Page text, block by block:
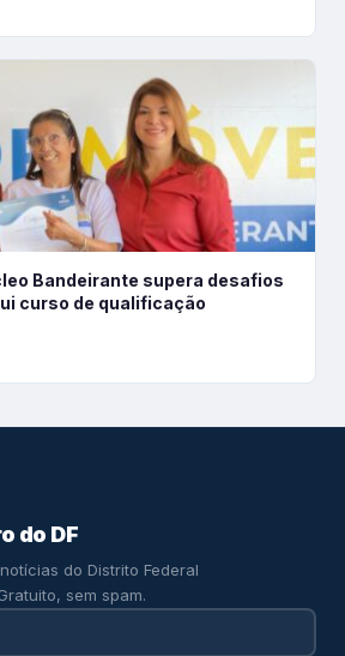
Bandeirante supera desafios
curso de qualificação
do DF
do Distrito Federal
sem spam.